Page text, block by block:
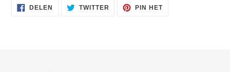
DELEN
DELEN TWITTER TWITTERENPIN HETPINNEN